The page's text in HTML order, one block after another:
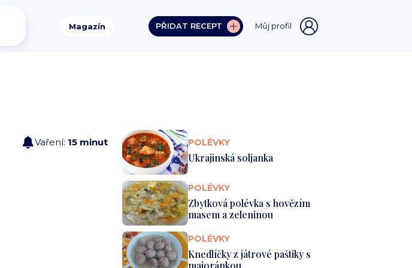
Magazín PŘIDAT RECEPT Můj profil
Vaření: 15 minut POLÉVKY
Ukrajinská soljanka
POLÉVKY
Zbytková polévka s hovězím
masem a zeleninou
POLÉVKY
Knedlíčky z játrové paštiky s
majoránkou